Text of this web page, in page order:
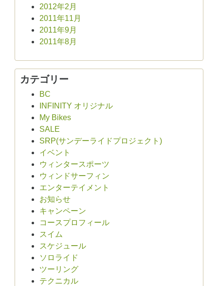
2012年2月
2011年11月
2011年9月
2011年8月
カテゴリー
BC
INFINITY オリジナル
My Bikes
SALE
SRP(サンデーライドプロジェクト)
イベント
ウィンタースポーツ
ウィンドサーフィン
エンターテイメント
お知らせ
キャンペーン
コースプロフィール
スイム
スケジュール
ソロライド
ツーリング
テクニカル